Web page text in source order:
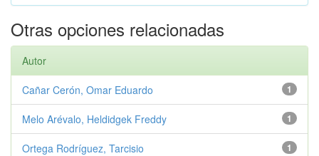
Otras opciones relacionadas
Autor
1
Cañar Cerón, Omar Eduardo
1
Melo Arévalo, Heldidgek Freddy
1
Ortega Rodríguez, Tarcisio